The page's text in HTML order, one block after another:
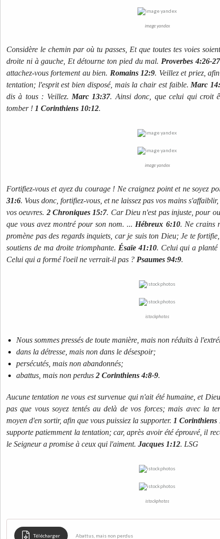
image yandex
Considère le chemin par où tu passes, Et que toutes tes voies
droite ni à gauche, Et détourne ton pied du mal. Proverbes 4:26-27
attachez-vous fortement au bien. Romains 12:9. Veillez et priez,
tentation; l'esprit est bien disposé, mais la chair est faible. Marc
dis à tous : Veillez. Marc 13:37. Ainsi donc, que celui qui croit
tomber ! 1 Corinthiens 10:12.
image yandex
Fortifiez-vous et ayez du courage ! Ne craignez point et ne soyez
31:6. Vous donc, fortifiez-vous, et ne laissez pas vos mains
vos oeuvres. 2 Chroniques 15:7. Car Dieu n'est pas injuste, pour
que vous avez montré pour son nom. ... Hébreux 6:10. Ne crains
promène pas des regards inquiets, car je suis ton Dieu; Je te
soutiens de ma droite triomphante. Ésaïe 41:10. Celui qui a
Celui qui a formé l'oeil ne verrait-il pas ? Psaumes 94:9.
istockphotos
Nous sommes pressés de toute manière, mais non réduits à
dans la détresse, mais non dans le désespoir;
persécutés, mais non abandonnés;
abattus, mais non perdus 2 Corinthiens 4:8-9.
Aucune tentation ne vous est survenue qui n'ait été humaine, et
pas que vous soyez tentés au delà de vos forces; mais avec la
moyen d'en sortir, afin que vous puissiez la supporter. 1 Corinthiens
supporte patiemment la tentation; car, après avoir été éprouvé, il
le Seigneur a promise à ceux qui l'aiment. Jacques 1:12. LSG
istockphotos
Télécharger Abattus, mais non perdus